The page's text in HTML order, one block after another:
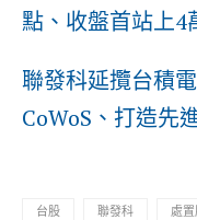
點、收盤首站上4
聯發科延攬台積
CoWoS、打造先
台股 聯發科 處